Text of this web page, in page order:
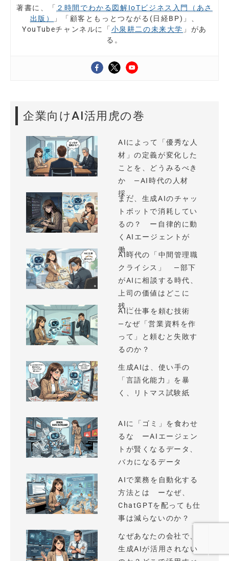
著書に、「 ２時間でわかる図解IoTビジネス入門（あさ
出版）
」「顧客ともっとつながる(日経BP)」、
YouTubeチャンネルに「 小泉耕二の未来大学 」があ
る。
企業向けAI活用虎の巻
AIによって「優秀な人
材」の定義が変化した
ことを、どうみるべき
か —AI時代の人材
採...
まだ、生成AIのチャッ
トボットで消耗してい
るの？ ー自律的に動
くAIエージェントが
働...
AI時代の「中間管理職
クライシス」 —部下
がAIに相談する時代、
上司の価値はどこに
残...
AIに仕事を頼む技術
—なぜ「営業資料を作
って」と頼むと失敗す
るのか？
生成AIは、使い手の
「言語化能力」を暴
く、リトマス試験紙
AIに「ゴミ」を食わせ
るな ーAIエージェン
トが賢くなるデータ、
バカになるデータ
AIで業務を自動化する
方法とは ーなぜ、
ChatGPTを配っても仕
事は減らないのか？
なぜあなたの会社で、
生成AIが活用されない